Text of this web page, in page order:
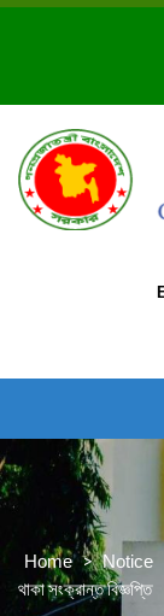
Skip
Home > Notice
থাকা সংক্রান্ত বিজ্ঞপ্তি